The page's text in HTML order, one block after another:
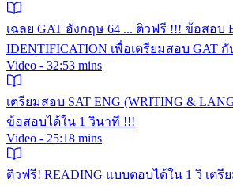
เฉลย GAT อังกฤษ 64 ... ติวฟรี !!! ข้อสอบ
IDENTIFICATION เพื่อเตรียมสอบ GAT
Video - 32:53 mins
เตรียมสอบ SAT ENG (WRITING &
ข้อสอบได้ใน 1 วินาที !!!
Video - 25:18 mins
ติวฟรี! READING แบบตอบได้ใน 1 วิ เตรี